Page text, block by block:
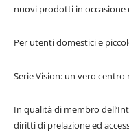
nuovi prodotti in occasione
Per utenti domestici e
Serie Vision: un vero
In qualità di membro
diritti di prelazione ed